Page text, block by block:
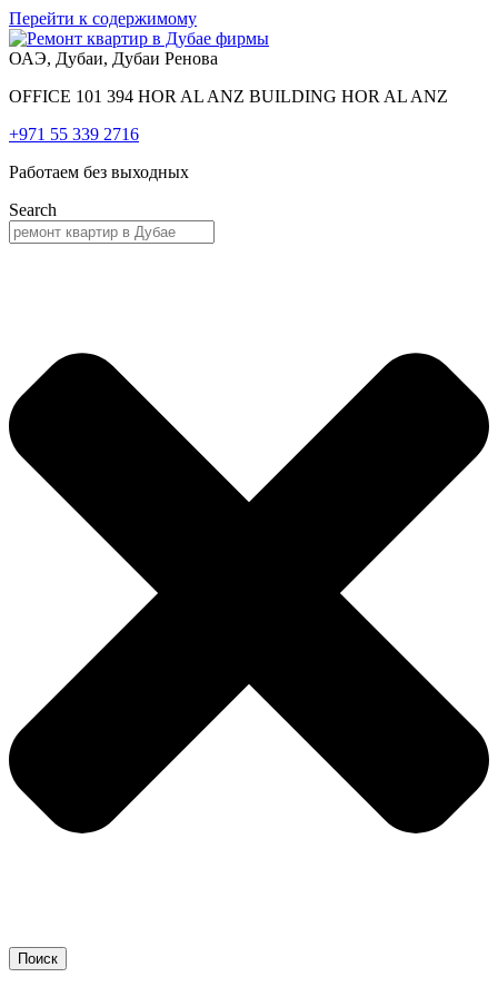
Перейти к содержимому
ОАЭ, Дубаи, Дубаи Ренова
OFFICE 101 394 HOR AL ANZ BUILDING HOR AL ANZ
+971 55 339 2716
Работаем без выходных
Search
Поиск